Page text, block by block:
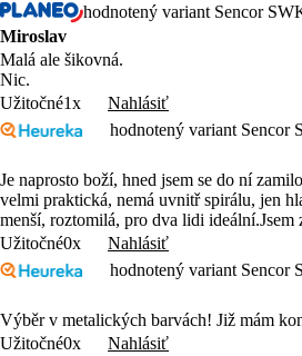
hodnotený variant Sencor
Miroslav
Malá ale šikovná.
Nic.
Užitočné1x
Nahlásiť
hodnotený variant Sencor
Je naprosto boží, hned jsem se do ní
velmi praktická, nemá uvnitř spirálu, jen
menší, roztomilá, pro dva lidi ideální.Jsem
Užitočné0x
Nahlásiť
hodnotený variant Sencor
Výběr v metalických barvách! Již mám
Užitočné0x
Nahlásiť